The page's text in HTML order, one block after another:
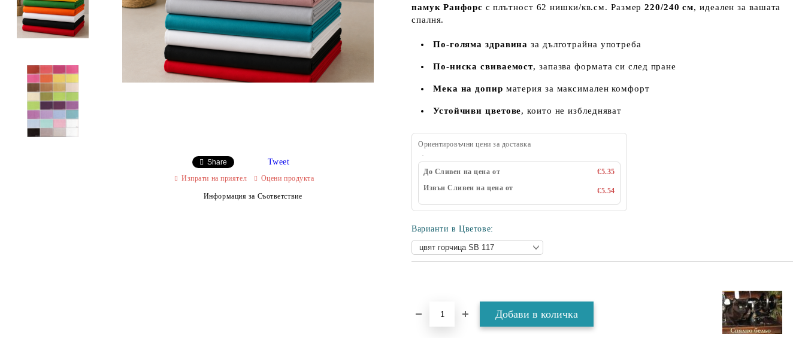
памук Ранфорс с плътност 62 нишки/кв.см. Размер220/240 см, идеален за вашата
спалня.
По-голяма здравина за дълготрайна употреба
По-ниска свиваемост, запазва формата си след пране
Мека на допир материя за максимален комфорт
Устойчиви цветове, които не избледняват
Ориентировъчни цени за доставка
До Сливен на цена от
€5.35
Извън Сливен на цена от
€5.54
Варианти в Цветове:
Share Tweet
Изпрати на приятел Оцени продукта
Информация за Съответствие